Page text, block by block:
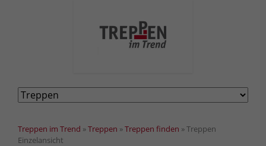
Navigation
überspringen
Treppen im Trend »Treppen »Treppen finden »Treppen
Einzelansicht